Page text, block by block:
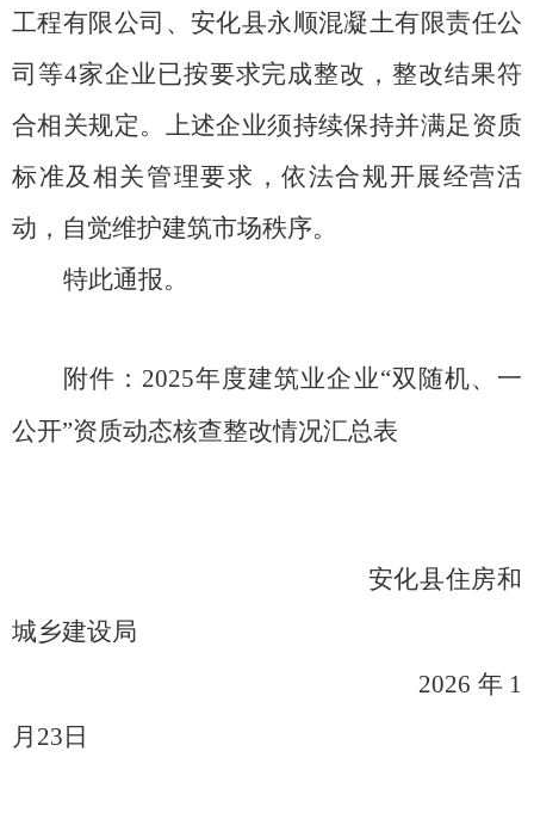
工程有限公司 、安化县永顺混凝土有限责任公
司 等4家企业已按要求完成整改，整改结果符
合相关规定。上述企业须持续保持并满足资质
标准及相关管理要求，依法合规开展经营活
动，自觉维护建筑市场秩序。
特此通报。
附件： 2025年度建筑业企业“双随机、一
公开”资质动态核查整改情况汇总表
安化县住房和
城乡建设局
2026年1
月23日